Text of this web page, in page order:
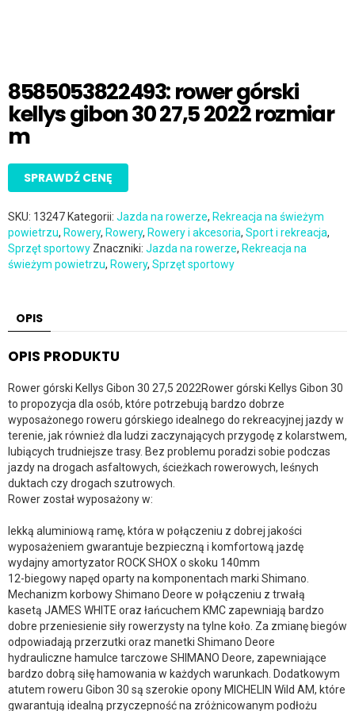
8585053822493: rower górski
kellys gibon 30 27,5 2022 rozmiar
m
SPRAWDŹ CENĘ
SKU: 13247 Kategorii: Jazda na rowerze, Rekreacja na świeżym
powietrzu, Rowery, Rowery, Rowery i akcesoria, Sport i rekreacja,
Sprzęt sportowy Znaczniki: Jazda na rowerze, Rekreacja na
świeżym powietrzu, Rowery, Sprzęt sportowy
OPIS
OPIS PRODUKTU
Rower górski Kellys Gibon 30 27,5 2022Rower górski Kellys Gibon 30
to propozycja dla osób, które potrzebują bardzo dobrze
wyposażonego roweru górskiego idealnego do rekreacyjnej jazdy w
terenie, jak również dla ludzi zaczynających przygodę z kolarstwem,
lubiących trudniejsze trasy. Bez problemu poradzi sobie podczas
jazdy na drogach asfaltowych, ścieżkach rowerowych, leśnych
duktach czy drogach szutrowych.
Rower został wyposażony w:
lekką aluminiową ramę, która w połączeniu z dobrej jakości
wyposażeniem gwarantuje bezpieczną i komfortową jazdę
wydajny amortyzator ROCK SHOX o skoku 140mm
12-biegowy napęd oparty na komponentach marki Shimano.
Mechanizm korbowy Shimano Deore w połączeniu z trwałą
kasetą JAMES WHITE oraz łańcuchem KMC zapewniają bardzo
dobre przeniesienie siły rowerzysty na tylne koło. Za zmianę biegów
odpowiadają przerzutki oraz manetki Shimano Deore
hydrauliczne hamulce tarczowe SHIMANO Deore, zapewniające
bardzo dobrą siłę hamowania w każdych warunkach. Dodatkowym
atutem roweru Gibon 30 są szerokie opony MICHELIN Wild AM, które
gwarantują idealną przyczepność na zróżnicowanym podłożu